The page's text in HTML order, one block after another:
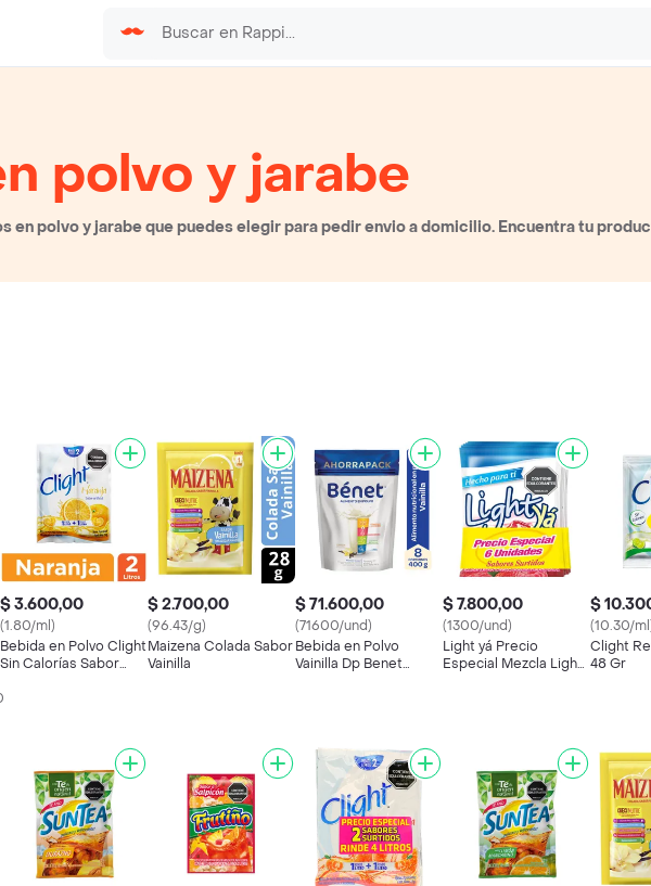
polvo y jarabe
en polvo y jarabe que puedes elegir para pedir envio a domicilio. Encuentra tu
$ 3.600,00
(1.80/ml)
Bebida en Polvo Clight
Sin Calorías Sabor
$ 2.700,00
(96.43/g)
Maizena Colada Sabor
Vainilla
$ 71.600,00
(71600/und)
Bebida en Polvo
Vainilla Dp Benet
$ 7.800,00
(1300/und)
Light yá Precio
Especial Mezcla Light
$
(10.30/
Clight
48 Gr